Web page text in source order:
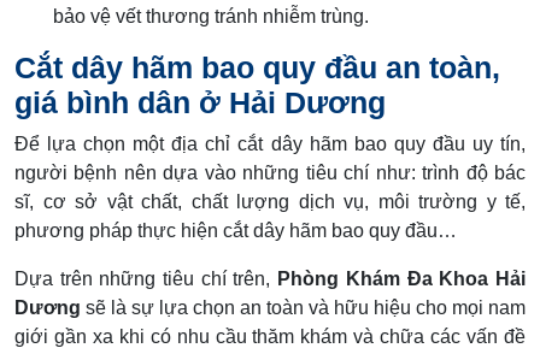
bảo vệ vết thương tránh nhiễm trùng.
Cắt dây hãm bao quy đầu an toàn,
giá bình dân ở Hải Dương
Để lựa chọn một địa chỉ cắt dây hãm bao quy đầu uy tín,
người bệnh nên dựa vào những tiêu chí như: trình độ bác
sĩ, cơ sở vật chất, chất lượng dịch vụ, môi trường y tế,
phương pháp thực hiện cắt dây hãm bao quy đầu…
Dựa trên những tiêu chí trên, Phòng Khám Đa Khoa Hải
Dương sẽ là sự lựa chọn an toàn và hữu hiệu cho mọi nam
giới gần xa khi có nhu cầu thăm khám và chữa các vấn đề